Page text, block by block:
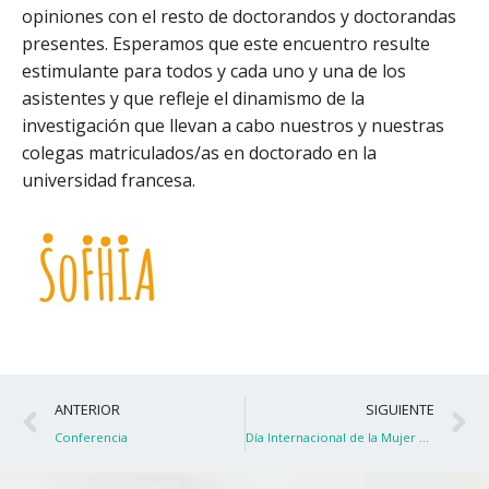
opiniones con el resto de doctorandos y doctorandas
presentes. Esperamos que este encuentro resulte
estimulante para todos y cada uno y una de los
asistentes y que refleje el dinamismo de la
investigación que llevan a cabo nuestros y nuestras
colegas matriculados/as en doctorado en la
universidad francesa.
Ant
ANTERIOR
Conferencia
SIGUIENTE
Día Internacional de la Mujer en Matemáticas